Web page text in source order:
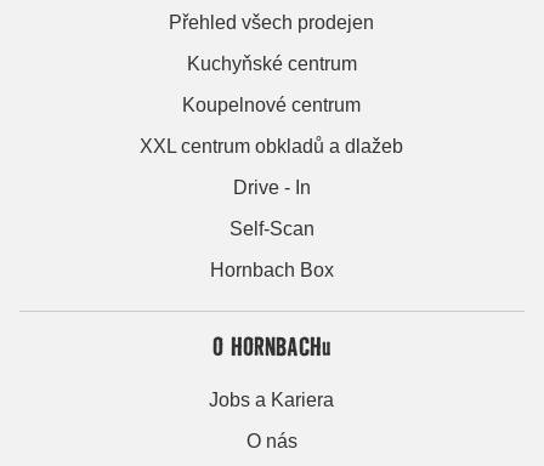
Přehled všech prodejen
Kuchyňské centrum
Koupelnové centrum
XXL centrum obkladů a dlažeb
Drive - In
Self-Scan
Hornbach Box
O HORNBACHu
Jobs a Kariera
O nás